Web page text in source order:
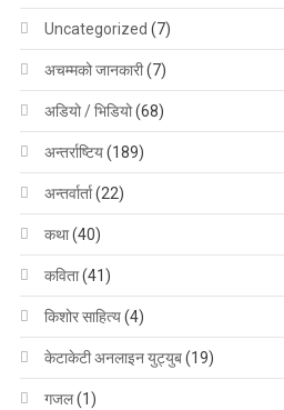
Uncategorized (7)
अचम्मको जानकारी(7)
अडियो / भिडियो(68)
अन्तर्राष्टिय(189)
अन्तर्वार्ता(22)
कथा(40)
कविता(41)
किशोर साहित्य(4)
केटाकेटी अनलाइन युट्युब(19)
गजल(1)